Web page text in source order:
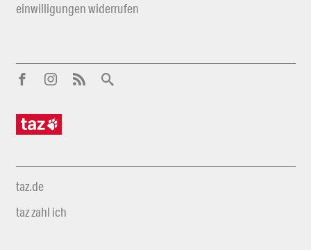
einwilligungen widerrufen
taz.de
taz zahl ich